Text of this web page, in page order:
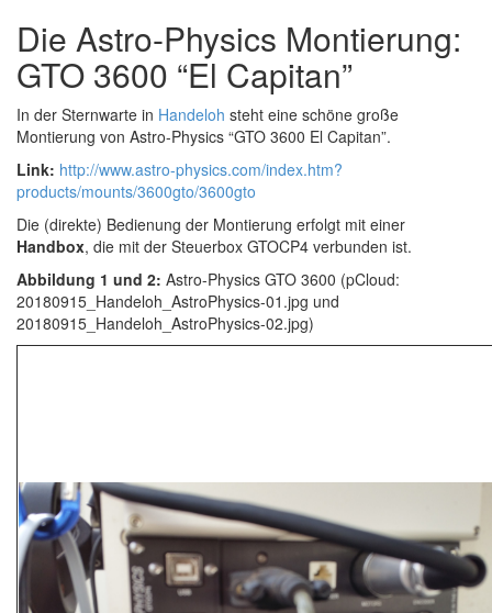
Die Astro-Physics Montierung:
GTO 3600 “El Capitan”
In der Sternwarte in Handeloh steht eine schöne große
Montierung von Astro-Physics “GTO 3600 El Capitan”.
Link: http://www.astro-physics.com/index.htm?
products/mounts/3600gto/3600gto
Die (direkte) Bedienung der Montierung erfolgt mit einer
Handbox, die mit der Steuerbox GTOCP4 verbunden ist.
Abbildung 1 und 2: Astro-Physics GTO 3600 (pCloud:
20180915_Handeloh_AstroPhysics-01.jpg und
20180915_Handeloh_AstroPhysics-02.jpg)